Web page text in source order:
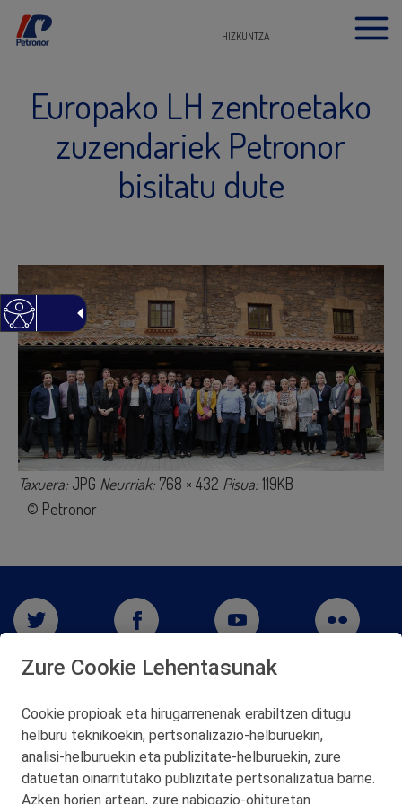
HIZKUNTZA
Europako LH zentroetako
zuzendariek Petronor
bisitatu dute
Taxuera: JPG Neurriak: 768 × 432 Pisua:119KB
© Petronor
San Martín 5-Edificio Muñatones,
48550 Muskiz (Bizkaia)
Telf. 946 357 000
Zure Cookie Lehentasunak
Cookie propioak eta hirugarrenenak erabiltzen ditugu
helburu teknikoekin, pertsonalizazio‑helburuekin,
analisi‑helburuekin eta publizitate‑helburuekin, zure
datuetan oinarritutako publizitate pertsonalizatua barne.
Azken horien artean, zure nabigazio‑ohituretan